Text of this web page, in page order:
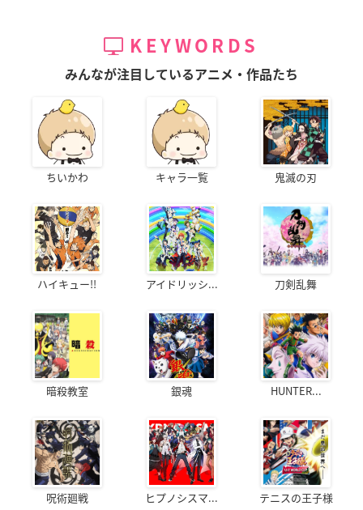
KEYWORDS
みんなが注目しているアニメ・作品たち
ちいかわ キャラ一覧 鬼滅の刃
ハイキュー!! アイドリッシ... 刀剣乱舞
暗殺教室 銀魂 HUNTER...
呪術廻戦 ヒプノシスマ... テニスの王子様